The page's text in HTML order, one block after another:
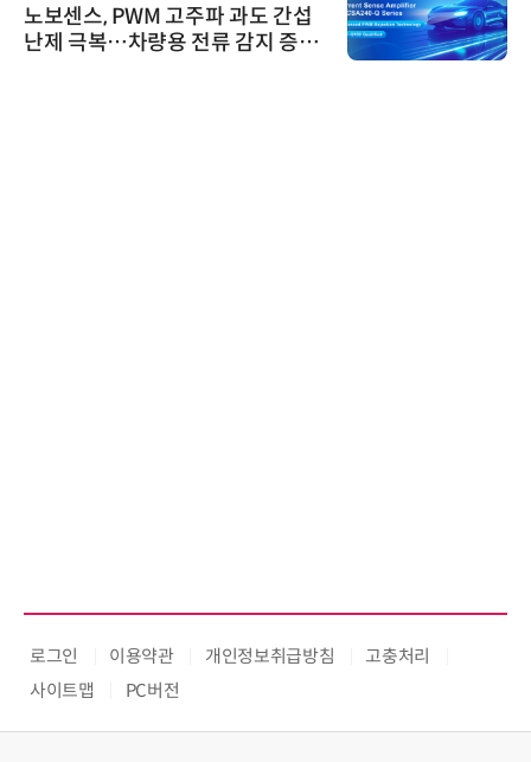
노보센스, PWM 고주파 과도 간섭
난제 극복…차량용 전류 감지 증폭
로그인 이용약관 개인정보취급방침
고충처리
사이트맵
PC버전